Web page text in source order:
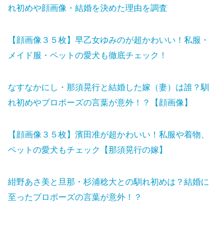
れ初めや顔画像・結婚を決めた理由を調査
【顔画像３５枚】早乙女ゆみのが超かわいい！私服・
メイド服・ペットの愛犬も徹底チェック！
なすなかにし・那須晃行と結婚した嫁（妻）は誰？馴
れ初めやプロポーズの言葉が意外！？【顔画像】
【顔画像３５枚】濱田准が超かわいい！私服や着物、
ペットの愛犬もチェック【那須晃行の嫁】
紺野あさ美と旦那・杉浦稔大との馴れ初めは？結婚に
至ったプロポーズの言葉が意外！？